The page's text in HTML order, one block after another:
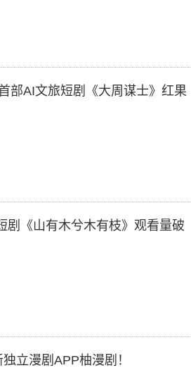
部AI文旅短剧《大周谋士》红果
剧《山有木兮木有枝》观看量破
立漫剧APP柚漫剧！